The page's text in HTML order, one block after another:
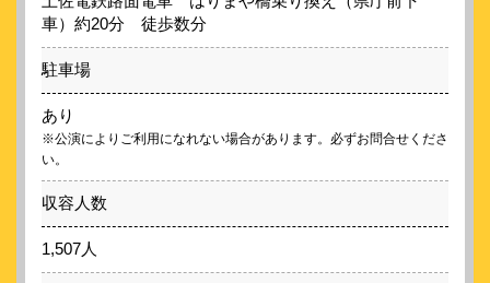
車）約20分 徒歩数分
駐車場
あり
※公演によりご利用になれない場合があります。必ずお問合せくださ
い。
収容人数
1,507人